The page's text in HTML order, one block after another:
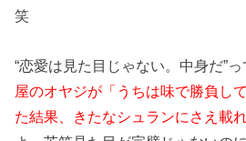
笑
“恋愛は見た目じゃない。中身だ”っ
屋のオヤジが「うちは味で勝負し
た結果、きたなシュランにさえ載